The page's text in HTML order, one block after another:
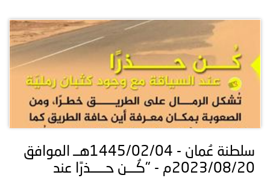
سلطنة عُمان - 1445/02/04هــ الموافق
2023/08/20م - "كُـــن حـــــذرًا عند